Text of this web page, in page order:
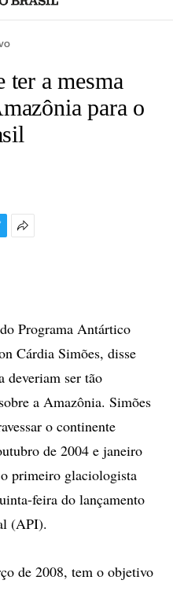
ter a mesma
para o
Programa Antártico
Cárdia Simões, disse
deveriam ser tão
a Amazônia. Simões
o continente
de 2004 e janeiro
primeiro glaciologista
feira do lançamento
(API).
de 2008, tem o objetivo